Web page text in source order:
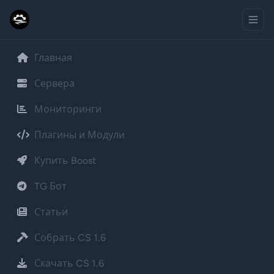
Главная
Сервера
Мониторинги
Плагины и Модули
Купить Boost
TG Бот
Статьи
Собрать CS 1.6
Скачать CS 1.6